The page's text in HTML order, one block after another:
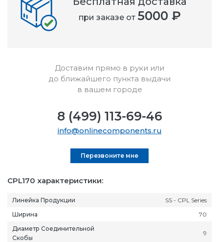
CPL170 характеристики:
Линейка Продукции
SS - CPL Series
Ширина
70
Диаметр Соединительной
Скобы
9
при заказе от 5000 ₽
Доставим прямо в руки или
до ближайшего пункта выдачи
в вашем городе
8 (499) 113-69-46
info@onlinecomponents.ru
Перезвоните мне